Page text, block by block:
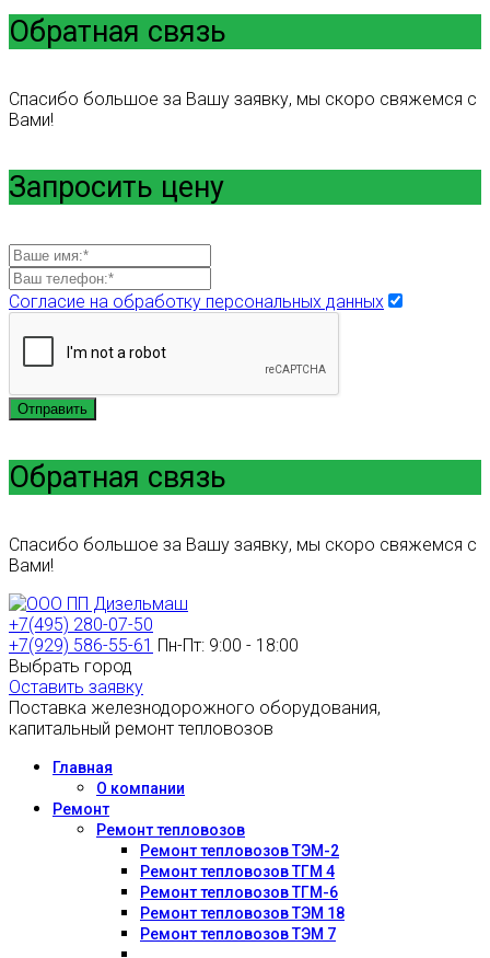
Обратная связь
Спасибо большое за Вашу заявку, мы скоро свяжемся с
Вами!
Запросить цену
Согласие на обработку персональных данных
Отправить
Обратная связь
Спасибо большое за Вашу заявку, мы скоро свяжемся с
Вами!
+7(495) 280-07-50
+7(929) 586-55-61 Пн-Пт: 9:00 - 18:00
Выбрать город
Оставить заявку
Поставка железнодорожного оборудования,
капитальный ремонт тепловозов
Главная
О компании
Ремонт
Ремонт тепловозов
Ремонт тепловозов ТЭМ-2
Ремонт тепловозов ТГМ 4
Ремонт тепловозов ТГМ-6
Ремонт тепловозов ТЭМ 18
Ремонт тепловозов ТЭМ 7